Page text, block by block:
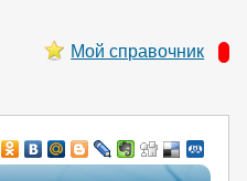
Мой справочник